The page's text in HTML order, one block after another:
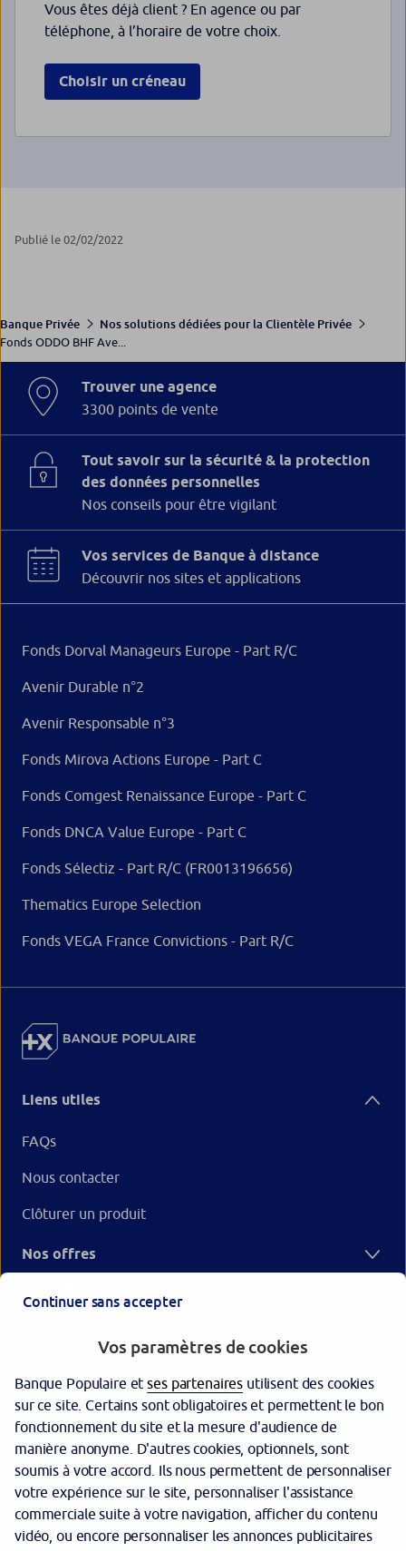
Vous êtes déjà client ? En agence ou par
téléphone, à l’horaire de votre choix.
Choisir un créneau
Publié le 02/02/2022
Banque Privée
Nos solutions dédiées pour la Clientèle Privée
Fonds ODDO BHF Ave...
Trouver une agence
3300 points de vente
Tout savoir sur la sécurité & la protection
des données personnelles
Nos conseils pour être vigilant
Vos services de Banque à distance
Découvrir nos sites et applications
Fonds Dorval Manageurs Europe - Part R/C
Avenir Durable n°2
Avenir Responsable n°3
Fonds Mirova Actions Europe - Part C
Fonds Comgest Renaissance Europe - Part C
Fonds DNCA Value Europe - Part C
Fonds Sélectiz - Part R/C (FR0013196656)
Thematics Europe Selection
Fonds VEGA France Convictions - Part R/C
Liens utiles
FAQs
Nous contacter
Clôturer un produit
Nos offres
Garantie des dépôts
Protection des données personnelles
Politique cookies
Continuer sans accepter
Vos paramètres de cookies
Banque Populaire etses partenaires utilisent des cookies
sur ce site. Certains sont obligatoires et permettent le bon
fonctionnement du site et la mesure d'audience de
manière anonyme. D'autres cookies, optionnels, sont
soumis à votre accord. Ils nous permettent de personnaliser
votre expérience sur le site, personnaliser l'assistance
commerciale suite à votre navigation, afficher du contenu
vidéo, ou encore personnaliser les annonces publicitaires